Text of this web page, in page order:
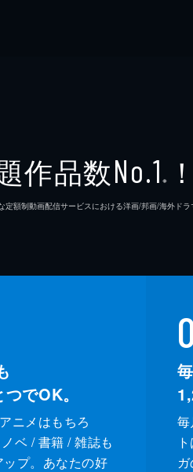
作品数No.1 ※ ！
額制動画配信サービスにおける洋画/邦画/海外ド
でOK。
ニメはもちろ
ベ / 書籍 / 雑誌も
プ。あなたの好